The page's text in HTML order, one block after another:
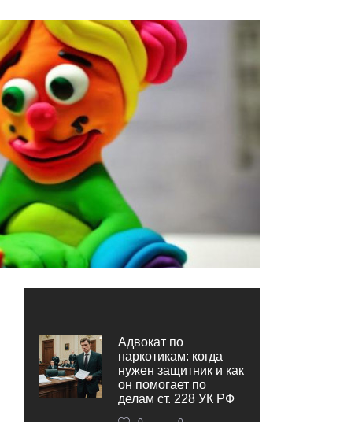
Адвокат по
наркотикам: когда
нужен защитник и как
он помогает по
делам ст. 228 УК РФ